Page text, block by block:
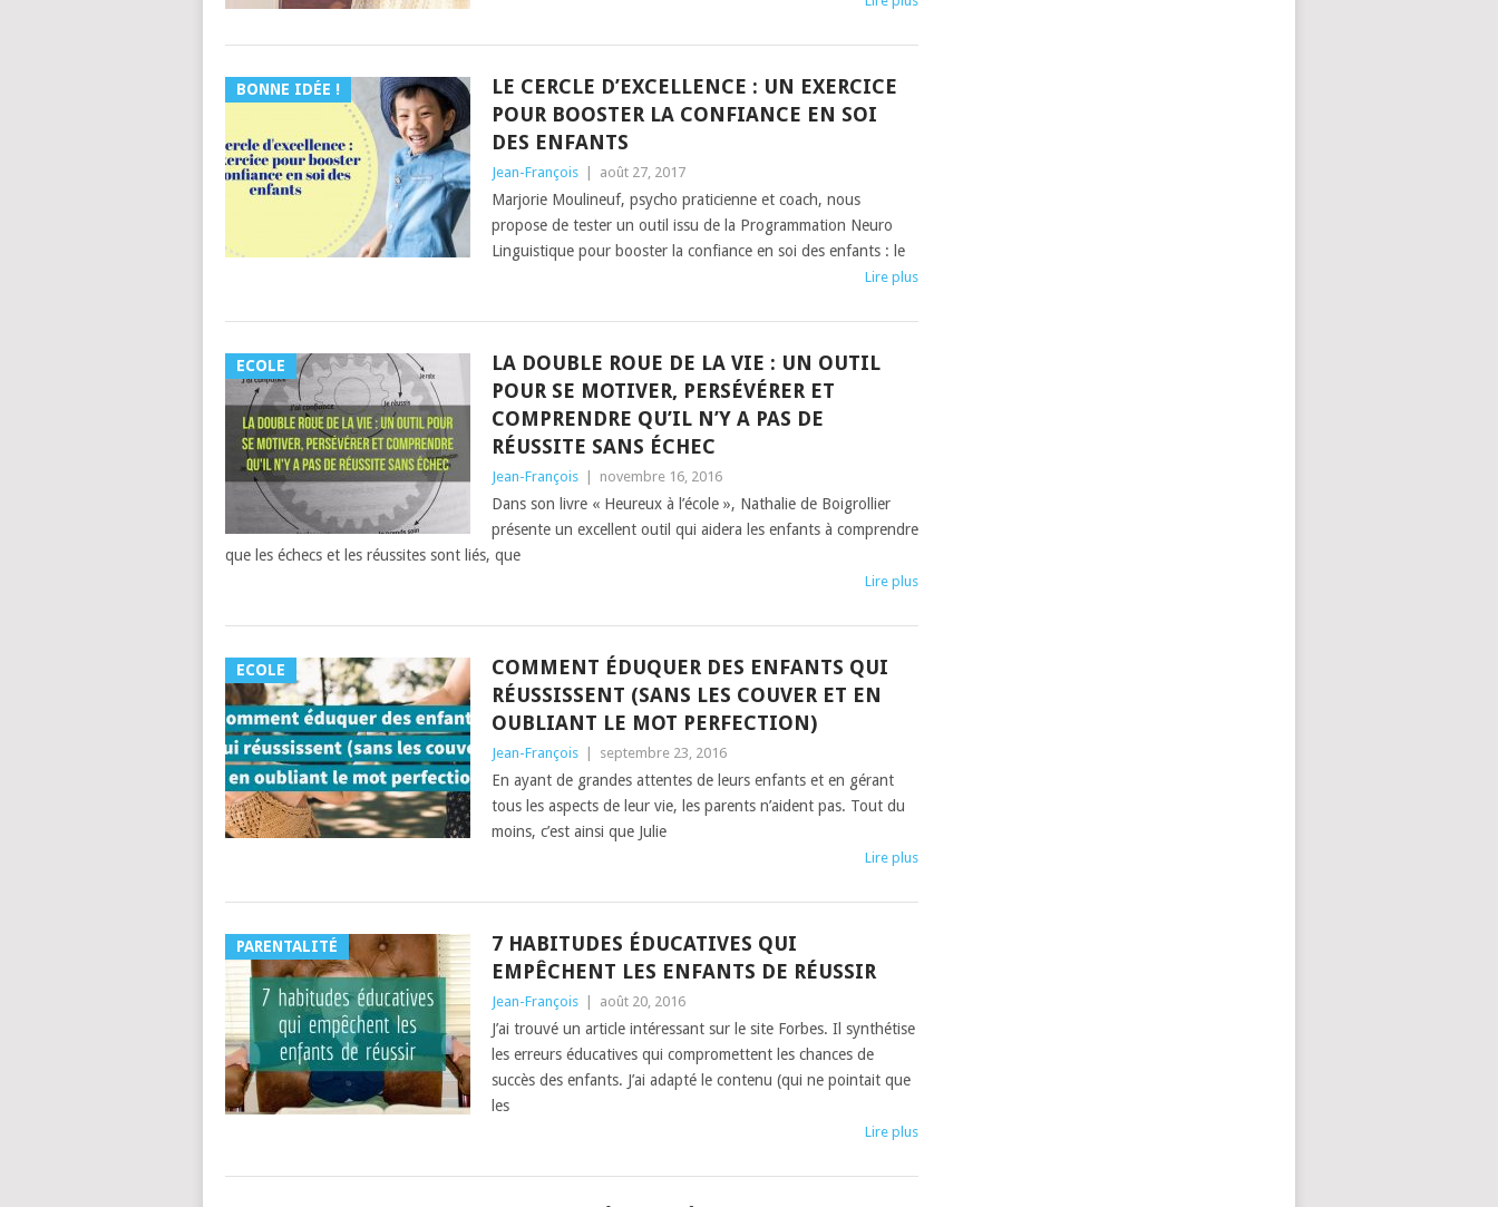
BONNE IDÉE !
LE CERCLE D’EXCELLENCE : UN EXERCICE
POUR BOOSTER LA CONFIANCE EN SOI
DES ENFANTS
Jean-François août 27, 2017
Marjorie Moulineuf, psycho praticienne et coach, nous
propose de tester un outil issu de la Programmation Neuro
Linguistique pour booster la confiance en soi des enfants : le
Lire plus
ECOLE
LA DOUBLE ROUE DE LA VIE : UN OUTIL
POUR SE MOTIVER, PERSÉVÉRER ET
COMPRENDRE QU’IL N’Y A PAS DE
RÉUSSITE SANS ÉCHEC
Jean-François novembre 16, 2016
Dans son livre « Heureux à l’école », Nathalie de Boigrollier
présente un excellent outil qui aidera les enfants à comprendre
que les échecs et les réussites sont liés, que
Lire plus
ECOLE
COMMENT ÉDUQUER DES ENFANTS QUI
RÉUSSISSENT (SANS LES COUVER ET EN
OUBLIANT LE MOT PERFECTION)
Jean-François septembre 23, 2016
En ayant de grandes attentes de leurs enfants et en gérant
tous les aspects de leur vie, les parents n’aident pas. Tout du
moins, c’est ainsi que Julie
Lire plus
PARENTALITÉ
7 HABITUDES ÉDUCATIVES QUI
EMPÊCHENT LES ENFANTS DE RÉUSSIR
Jean-François août 20, 2016
J’ai trouvé un article intéressant sur le site Forbes. Il synthétise
les erreurs éducatives qui compromettent les chances de
succès des enfants. J’ai adapté le contenu (qui ne pointait que
les
Lire plus